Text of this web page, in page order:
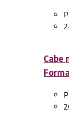
Cabe